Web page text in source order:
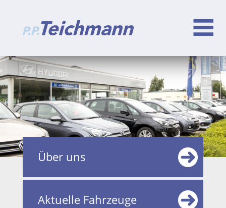
Über uns
Aktuelle Fahrzeuge